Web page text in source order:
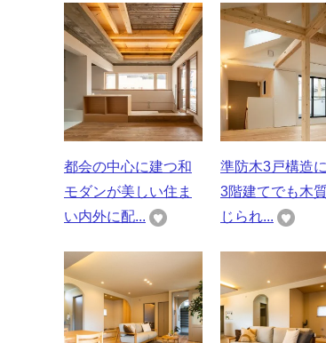
都会の中心に建つ和
モダンが美しい住ま
い内外に配...
準防木3戸構造
3階建てでも木
じられ...